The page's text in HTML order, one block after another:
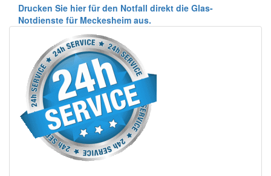
Drucken Sie hier für den Notfall direkt die Glas-
Notdienste für Meckesheim aus.